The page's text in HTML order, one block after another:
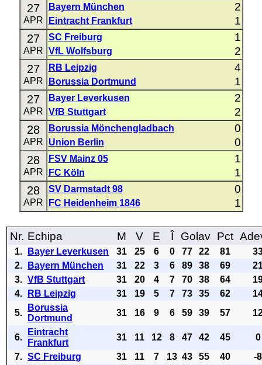
27
APR
Bayern München 2
Eintracht Frankfurt 1
27
APR
SC Freiburg 1
VfL Wolfsburg 2
27
APR
RB Leipzig 4
Borussia Dortmund 1
27
APR
Bayer Leverkusen 2
VfB Stuttgart 2
28
APR
Borussia Mönchengladbach 0
Union Berlin 0
28
APR
FSV Mainz 05 1
FC Köln 1
28
APR
SV Darmstadt 98 0
FC Heidenheim 1846 1
Nr. Echipa M V E Î Golav Pct
1. Bayer Leverkusen 31 25 6 0 77 22 81
2.
Bayern München 31 22 3 6 89 38 69
3. VfB Stuttgart 31 20 4 7 70 38 64
4.
RB Leipzig 31 19 5 7 73 35 62
5.
Borussia
Dortmund
31 16 9 6 59 39 57
6.
Eintracht
Frankfurt
31 11 12 8 47 42 45
0
7. SC Freiburg 31 11 7 13 43 55 40
-8